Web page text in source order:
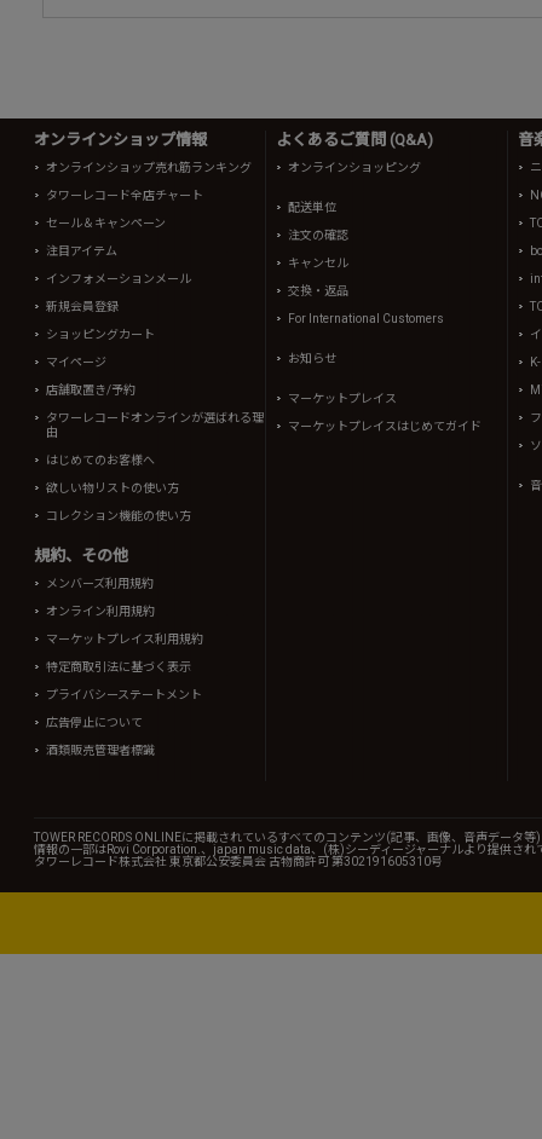
オンラインショップ情報
オンラインショップ売れ筋ランキング
タワーレコード全店チャート
セール＆キャンペーン
注目アイテム
インフォメーションメール
新規会員登録
ショッピングカート
マイページ
店舗取置き/予約
タワーレコードオンラインが選ばれる理
由
はじめてのお客様へ
欲しい物リストの使い方
コレクション機能の使い方
規約、その他
メンバーズ利用規約
オンライン利用規約
マーケットプレイス利用規約
特定商取引法に基づく表示
プライバシーステートメント
広告停止について
酒類販売管理者標識
よくあるご質問 (Q&A)
オンラインショッピング
配送単位
注文の確認
キャンセル
交換・返品
For International Customers
お知らせ
マーケットプレイス
マーケットプレイスはじめてガイド
音
TOWER RECORDS ONLINEに掲載されているすべてのコンテンツ(記事、画像、音声データ
情報の一部はRovi Corporation.、japan music data、(株)シーディージャーナルより提供され
タワーレコード株式会社 東京都公安委員会 古物商許可 第302191605310号